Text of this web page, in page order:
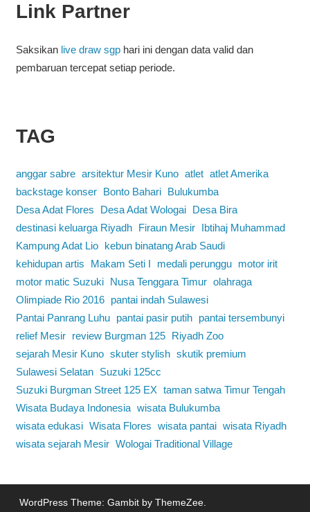
Link Partner
Saksikan live draw sgphari ini dengan data valid dan
pembaruan tercepat setiap periode.
TAG
anggar sabre arsitektur Mesir Kuno atlet atlet Amerika
backstage konser
Bonto Bahari
Bulukumba
Desa Adat Flores
Desa Adat Wologai
Desa Bira
destinasi keluarga Riyadh
Firaun Mesir
Ibtihaj Muhammad
Kampung Adat Lio
kebun binatang Arab Saudi
kehidupan artis
Makam Seti I medali perunggu
motor irit
motor matic Suzuki
Nusa Tenggara Timur olahraga
Olimpiade Rio 2016
pantai indah Sulawesi
Pantai Panrang Luhu
pantai pasir putih
pantai tersembunyi
relief Mesir
review Burgman 125
Riyadh Zoo
sejarah Mesir Kuno skuter stylish skutik premium
Sulawesi Selatan
Suzuki 125cc
Suzuki Burgman Street 125 EX taman satwa Timur Tengah
Wisata Budaya Indonesia wisata Bulukumba
wisata edukasi Wisata Flores wisata pantai wisata Riyadh
wisata sejarah Mesir Wologai Traditional Village
WordPress Theme: Gambit by ThemeZee.